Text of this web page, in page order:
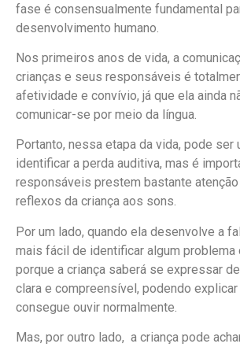
fase é consensualmente fundamental
desenvolvimento humano.
Nos primeiros anos de vida, a
crianças e seus responsáveis é
afetividade e convívio, já que ela ainda
comunicar-se por meio da língua.
Portanto, nessa etapa da vida, pode ser
identificar a perda auditiva, mas é
responsáveis prestem bastante
reflexos da criança aos sons.
Por um lado, quando ela desenvolve a
mais fácil de identificar algum problema
porque a criança saberá se expressar
clara e compreensível, podendo
consegue ouvir normalmente.
Mas, por outro lado, a criança pode